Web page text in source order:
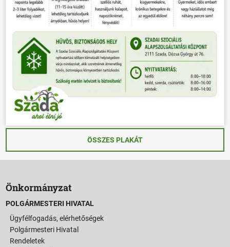
ÖSSZES PLAKÁT
Önkormányzat
POLGÁRMESTERI HIVATAL
Ügyfélfogadás, elérhetőségek
Polgármesteri Hivatal
Rendeletek